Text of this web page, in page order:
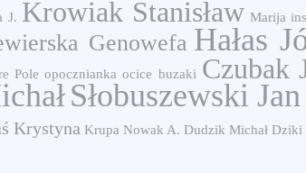
J. Krowiak Stanisław Marija
Genowefa Hałas
Pole opocznianka ocice buzaki Czubak
Słobuszewski Jan
Krystyna Krupa Nowak A. Dudzik Michał Dziki